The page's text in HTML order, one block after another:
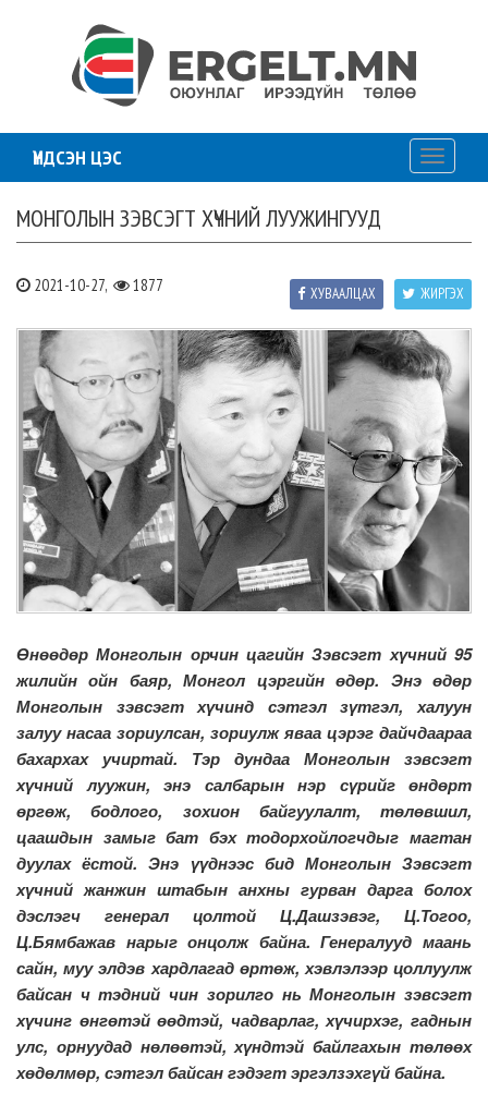
ҮНДСЭН ЦЭС
Toggle
МОНГОЛЫН ЗЭВСЭГТ ХҮЧНИЙ ЛУУЖИНГУУД
2021-10-27, 1877 ЖИРГЭХ
ХУВААЛЦАХ
Өнөөдөр Монголын орчин цагийн Зэвсэгт хүчний 95
жилийн ойн баяр, Монгол цэргийн өдөр. Энэ өдөр
Монголын зэвсэгт хүчинд сэтгэл зүтгэл, халуун
залуу насаа зориулсан, зориулж яваа цэрэг дайчдаараа
бахархах учиртай. Тэр дундаа Монголын зэвсэгт
хүчний луужин, энэ салбарын нэр сүрийг өндөрт
өргөж, бодлого, зохион байгуулалт, төлөвшил,
цаашдын замыг бат бэх тодорхойлогчдыг магтан
дуулах ёстой. Энэ үүднээс бид Монголын Зэвсэгт
хүчний жанжин штабын анхны гурван дарга болох
дэслэгч генерал цолтой Ц.Дашзэвэг, Ц.Тогоо,
Ц.Бямбажав нарыг онцолж байна. Генералууд маань
сайн, муу элдэв хардлагад өртөж, хэвлэлээр цоллуулж
байсан ч тэдний чин зорилго нь Монголын зэвсэгт
хүчинг өнгөтэй өөдтэй, чадварлаг, хүчирхэг, гаднын
улс, орнуудад нөлөөтэй, хүндтэй байлгахын төлөөх
хөдөлмөр, сэтгэл байсан гэдэгт эргэлзэхгүй байна.